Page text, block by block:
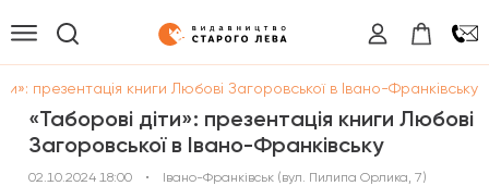
презентація книги Любові Загоровської в Івано-Франківську
«Таборові діти»: презентація книги Любові
Загоровської в Івано-Франківську
02.10.2024 18:00 • Івано-Франківськ (вул. Пилипа Орлика, 7)